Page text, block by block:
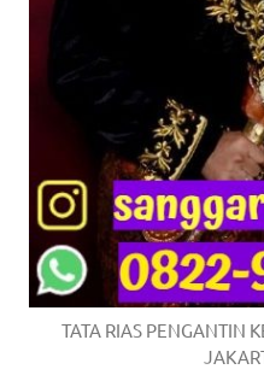
TATA RIAS PENGANTIN